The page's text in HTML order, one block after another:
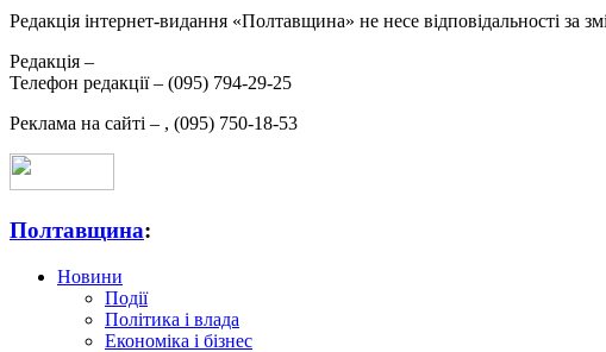
Редакція інтернет-видання «Полтавщина» не несе відповідальності за
Редакція –
Телефон редакції – (095) 794-29-25
Реклама на сайті – , (095) 750-18-53
Полтавщина:
Новини
Події
Політика і влада
Економіка і бізнес